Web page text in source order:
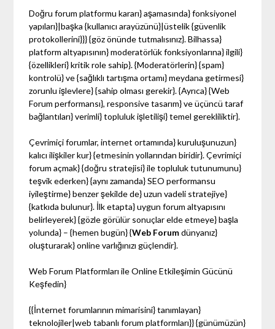
Doğru forum platformu kararı} aşamasında} fonksiyonel
yapıları}|başka {kullanıcı arayüzünü}|üstelik {güvenlik
protokollerini}}} {göz önünde tutmalısınız}. Bilhassa}
platform altyapısının} moderatörlük fonksiyonlarına} ilgili}
{özellikleri} kritik role sahip}. {Moderatörlerin} {spam}
kontrolü} ve {sağlıklı tartışma ortamı} meydana getirmesi}
zorunlu işlevlere} {sahip olması gerekir}. {Ayrıca} {Web
Forum performansı}, responsive tasarım} ve üçüncü taraf
bağlantıları} verimli} topluluk işletilişi} temel gerekliliktir}.
Çevrimiçi forumlar, internet ortamında} kuruluşunuzun}
kalıcı ilişkiler kur} {etmesinin yollarından biridir}. Çevrimiçi
forum açmak} {doğru stratejisi} ile topluluk tutunumunu}
teşvik ederken} {aynı zamanda} SEO performansu
iyileştirme} benzer şekilde de} uzun vadeli stratejiye}
{katkıda bulunur}. İlk etapta} uygun forum altyapısını
belirleyerek} {gözle görülür sonuçlar elde etmeye} başla
yolunda} – {hemen bugün} {Web Forumdünyanız}
oluşturarak} online varlığınızı güçlendir}.
Web Forum Platformları ile Online Etkileşimin Gücünü
Keşfedin}
{{İnternet forumlarının mimarisini} tanımlayan}
teknolojiler|web tabanlı forum platformları}} {günümüzün}